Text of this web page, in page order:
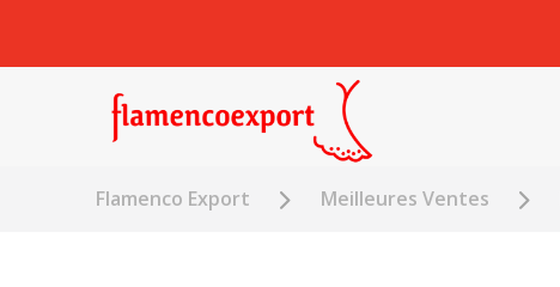
Flamenco Export Meilleures Ventes